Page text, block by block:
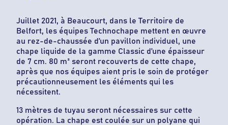
Juillet 2021, à Beaucourt, dans le Territoire de
Belfort, les équipes Technochape mettent en œuvre
au rez-de-chaussée d’un pavillon individuel, une
chape liquide de la gamme Classic d’une épaisseur
de 7 cm. 80 m² seront recouverts de cette chape,
après que nos équipes aient pris le soin de protéger
précautionneusement les éléments qui les
nécessitent.
13 mètres de tuyau seront nécessaires sur cette
opération. La chape est coulée sur un polyane qui